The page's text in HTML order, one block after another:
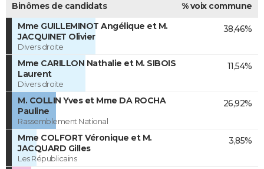
Binômes de candidats
% voix commune
Mme GUILLEMINOT Angélique et M.
JACQUINET Olivier
Divers droite
38,46%
Mme CARILLON Nathalie et M. SIBOIS
Laurent
Divers droite
11,54%
M. COLLIN Yves et Mme DA ROCHA
Pauline
Rassemblement National
26,92%
Mme COLFORT Véronique et M.
JACQUARD Gilles
Les Républicains
3,85%